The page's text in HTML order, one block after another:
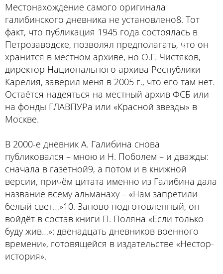
Местонахождение самого оригинала
галибинского дневника не установлено8. Тот
факт, что публикация 1945 года состоялась в
Петрозаводске, позволял предполагать, что он
хранится в местном архиве, но О.Г. Чистяков,
директор Национального архива Республики
Карелия, заверил меня в 2005 г., что его там нет.
Остаётся надеяться на местный архив ФСБ или
на фонды ГЛАВПУРа или «Красной звезды» в
Москве.
В 2000-е дневник А. Галибина снова
публиковался – мною и Н. Поболем – и дважды:
сначала в газетной9, а потом и в книжной
версии, причём цитата именно из Галибина дала
название всему альманаху – «Нам запретили
белый свет…»10. Заново подготовленный, он
войдёт в состав книги П. Поляна «Если только
буду жив…»: двенадцать дневников военного
времени», готовящейся в издательстве «Нестор-
история».